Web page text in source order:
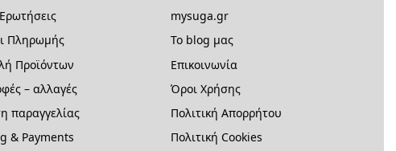
Πληρωμής
Προϊόντων
– αλλαγές
παραγγελίας
& Payments
mysuga.gr
Το blog μας
Επικοινωνία
Όροι Χρήσης
Πολιτική Απορρήτου
Πολιτική Cookies